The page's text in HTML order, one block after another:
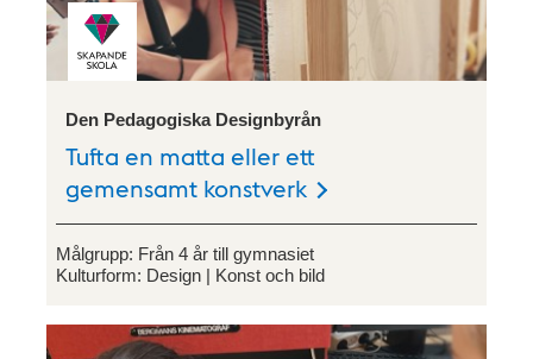
Den Pedagogiska Designbyrån
Tufta en matta eller ett
gemensamt konstverk
Målgrupp: Från 4 år till gymnasiet
Kulturform: Design Konst och bild